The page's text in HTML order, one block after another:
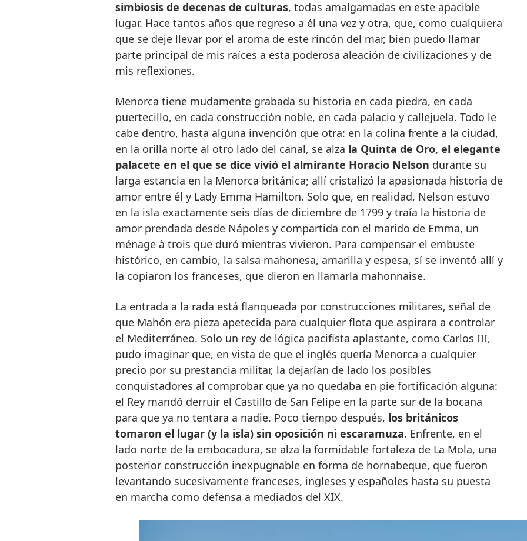
simbiosis de decenas de culturas, todas amalgamadas en este apacible
lugar. Hace tantos años que regreso a él una vez y otra, que, como cualquiera
que se deje llevar por el aroma de este rincón del mar, bien puedo llamar
parte principal de mis raíces a esta poderosa aleación de civilizaciones y de
mis reflexiones.
Menorca tiene mudamente grabada su historia en cada piedra, en cada
puertecillo, en cada construcción noble, en cada palacio y callejuela. Todo le
cabe dentro, hasta alguna invención que otra: en la colina frente a la ciudad,
en la orilla norte al otro lado del canal, se alza la Quinta de Oro, el elegante
palacete en el que se dice vivió el almirante Horacio Nelson durante su
larga estancia en la Menorca británica; allí cristalizó la apasionada historia de
amor entre él y Lady Emma Hamilton. Solo que, en realidad, Nelson estuvo
en la isla exactamente seis días de diciembre de 1799 y traía la historia de
amor prendada desde Nápoles y compartida con el marido de Emma, un
ménage à trois que duró mientras vivieron. Para compensar el embuste
histórico, en cambio, la salsa mahonesa, amarilla y espesa, sí se inventó allí y
la copiaron los franceses, que dieron en llamarla mahonnaise.
La entrada a la rada está flanqueada por construcciones militares, señal de
que Mahón era pieza apetecida para cualquier flota que aspirara a controlar
el Mediterráneo. Solo un rey de lógica pacifista aplastante, como Carlos III,
pudo imaginar que, en vista de que el inglés quería Menorca a cualquier
precio por su prestancia militar, la dejarían de lado los posibles
conquistadores al comprobar que ya no quedaba en pie fortificación alguna:
el Rey mandó derruir el Castillo de San Felipe en la parte sur de la bocana
para que ya no tentara a nadie. Poco tiempo después, los británicos
tomaron el lugar (y la isla) sin oposición ni escaramuza. Enfrente, en el
lado norte de la embocadura, se alza la formidable fortaleza de La Mola, una
posterior construcción inexpugnable en forma de hornabeque, que fueron
levantando sucesivamente franceses, ingleses y españoles hasta su puesta
en marcha como defensa a mediados del XIX.